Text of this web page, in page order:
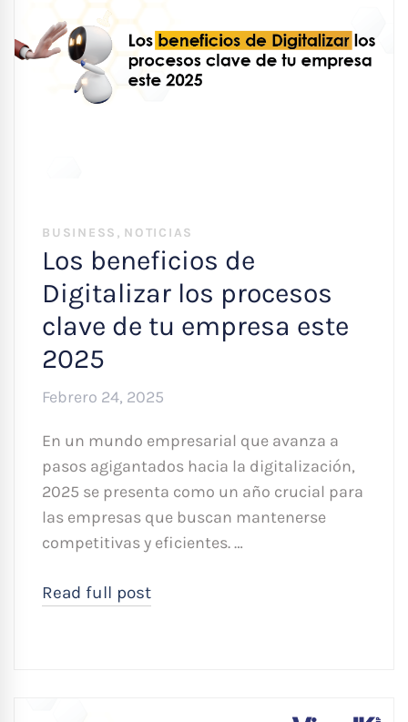
BUSINESS , NOTICIAS
Los beneficios de
Digitalizar los procesos
clave de tu empresa este
2025
Febrero 24, 2025
En un mundo empresarial que avanza a
pasos agigantados hacia la digitalización,
2025 se presenta como un año crucial para
las empresas que buscan mantenerse
competitivas y eficientes. …
Read full post